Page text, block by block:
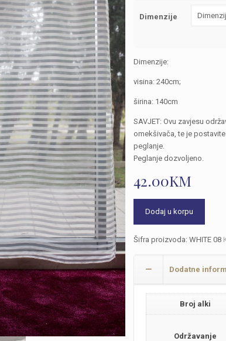
Dimenzije
Dimenzije:
visina: 240cm;
širina: 140cm
SAVJET: Ovu zavjesu
omekšivača, te je
peglanje.
Peglanje dozvoljeno.
42.00KM
Dodaj u korpu
Šifra proizvoda: WHITE 08
Dodatne
Broj alki
Održavanje